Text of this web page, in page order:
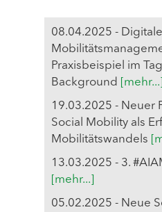
08.04.2025 -
Praxisbeispiel im
Background
[mehr...]
19.03.2025 - Neuer
Social Mobility als
Mobilitätswandels
13.03.2025 - 3.
[mehr...]
05.02.2025 - Neue